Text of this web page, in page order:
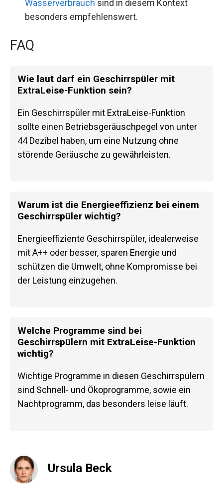
Wasserverbrauch sind in diesem Kontext
besonders empfehlenswert.
FAQ
Wie laut darf ein Geschirrspüler mit
ExtraLeise-Funktion sein?
Ein Geschirrspüler mit ExtraLeise-Funktion
sollte einen Betriebsgeräuschpegel von unter
44 Dezibel haben, um eine Nutzung ohne
störende Geräusche zu gewährleisten.
Warum ist die Energieeffizienz bei einem
Geschirrspüler wichtig?
Energieeffiziente Geschirrspüler, idealerweise
mit A++ oder besser, sparen Energie und
schützen die Umwelt, ohne Kompromisse bei
der Leistung einzugehen.
Welche Programme sind bei
Geschirrspülern mit ExtraLeise-Funktion
wichtig?
Wichtige Programme in diesen Geschirrspülern
sind Schnell- und Ökoprogramme, sowie ein
Nachtprogramm, das besonders leise läuft.
Ursula Beck